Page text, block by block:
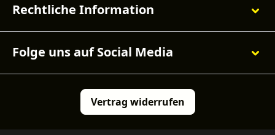
Rechtliche Information
Folge uns auf Social Media
Vertrag widerrufen